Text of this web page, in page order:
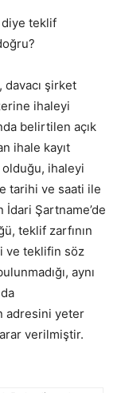
diye teklif
davacı şirket
ihaleyi
belirtilen açık
ihale kayıt
olduğu, ihaleyi
tarihi ve saati ile
İdari Şartname’de
teklif zarfının
ve teklifin söz
aynı
adresini yeter
verilmiştir.